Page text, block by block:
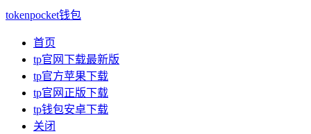
tokenpocket钱包
首页
tp官网下载最新版
tp官方苹果下载
tp官网正版下载
tp钱包安卓下载
关闭